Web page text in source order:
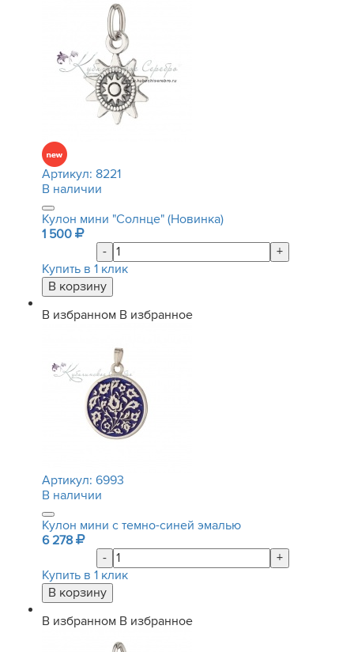
Артикул: 8221
В наличии
Кулон мини "Солнце" (Новинка)
1 500
-
+
Купить в 1 клик
В избранном В избранное
Артикул: 6993
В наличии
Кулон мини с темно-синей эмалью
6 278
-
+
Купить в 1 клик
В избранном В избранное